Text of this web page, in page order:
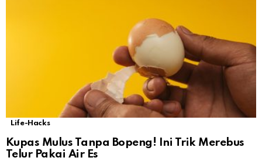
Life-Hacks
Kupas Mulus Tanpa Bopeng! Ini Trik Merebus
Telur Pakai Air Es